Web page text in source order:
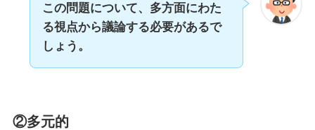
この問題について、多方面にわた
る視点から議論する必要があるで
しょう。
②多元的